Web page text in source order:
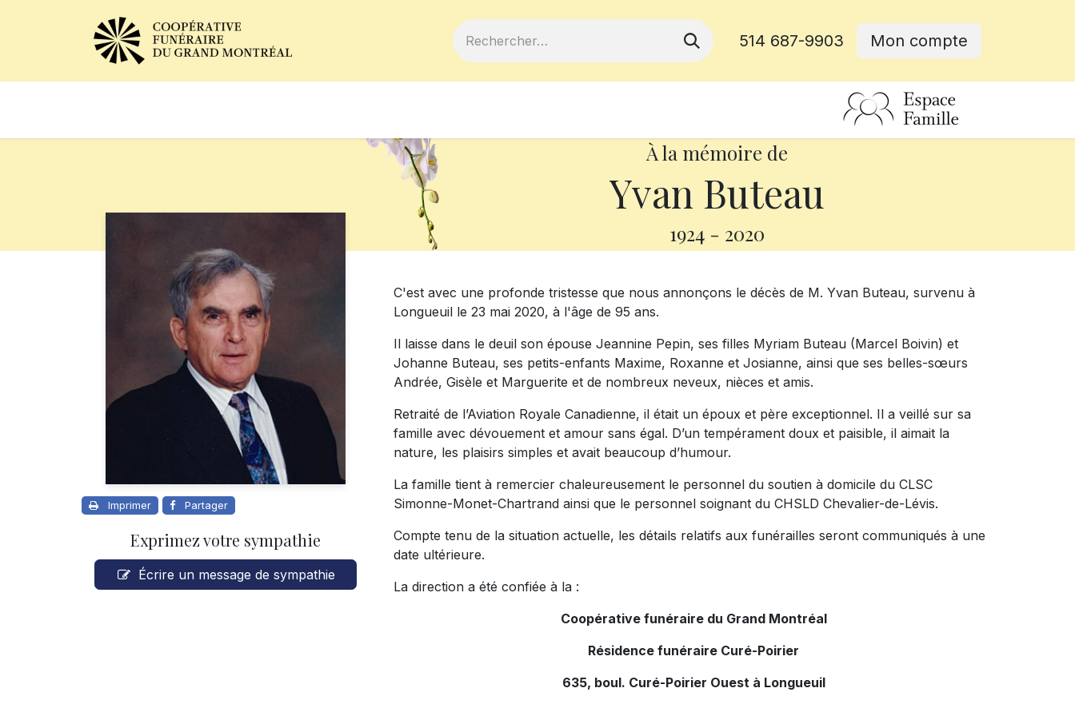
514 687-9903 Mon compte
À la mémoire de
Yvan Buteau
1924 - 2020
Imprimer Partager
Exprimez votre sympathie
Écrire un message de sympathie
C'est avec une profonde tristesse que nous annonçons le décès de M. Yvan Buteau, survenu à
Longueuil le 23 mai 2020, à l'âge de 95 ans.
Il laisse dans le deuil son épouse Jeannine Pepin, ses filles Myriam Buteau (Marcel Boivin) et
Johanne Buteau, ses petits-enfants Maxime, Roxanne et Josianne, ainsi que ses belles-sœurs
Andrée, Gisèle et Marguerite et de nombreux neveux, nièces et amis.
Retraité de l’Aviation Royale Canadienne, il était un époux et père exceptionnel. Il a veillé sur sa
famille avec dévouement et amour sans égal. D’un tempérament doux et paisible, il aimait la
nature, les plaisirs simples et avait beaucoup d’humour.
La famille tient à remercier chaleureusement le personnel du soutien à domicile du CLSC
Simonne-Monet-Chartrand ainsi que le personnel soignant du CHSLD Chevalier-de-Lévis.
Compte tenu de la situation actuelle, les détails relatifs aux funérailles seront communiqués à une
date ultérieure.
La direction a été confiée à la :
Coopérative funéraire du Grand Montréal
Résidence funéraire Curé-Poirier
635, boul. Curé-Poirier Ouest à Longueuil